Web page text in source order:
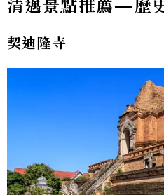
清邁景點推薦—歷
契迪隆寺